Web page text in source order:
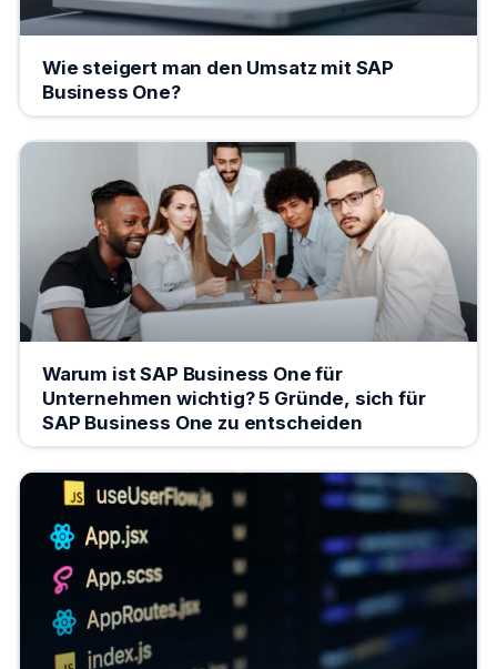
Wie steigert man den Umsatz mit SAP
Business One?
Warum ist SAP Business One für
Unternehmen wichtig? 5 Gründe, sich für
SAP Business One zu entscheiden